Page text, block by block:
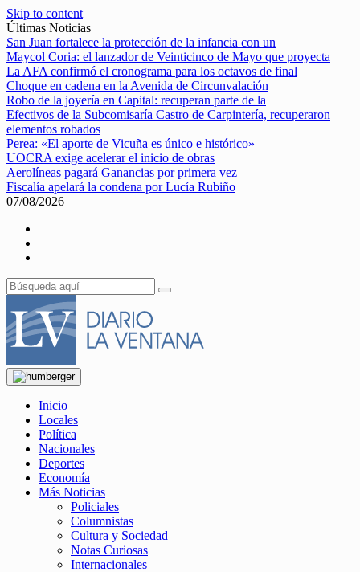
Skip to content
Últimas Noticias
San Juan fortalece la protección de la infancia con un
Maycol Coria: el lanzador de Veinticinco de Mayo que proyecta
La AFA confirmó el cronograma para los octavos de final
Choque en cadena en la Avenida de Circunvalación
Robo de la joyería en Capital: recuperan parte de la
Efectivos de la Subcomisaría Castro de Carpintería, recuperaron
elementos robados
Perea: «El aporte de Vicuña es único e histórico»
UOCRA exige acelerar el inicio de obras
Aerolíneas pagará Ganancias por primera vez
Fiscalía apelará la condena por Lucía Rubiño
07/08/2026
Inicio
Locales
Política
Nacionales
Deportes
Economía
Más Noticias
Policiales
Columnistas
Cultura y Sociedad
Notas Curiosas
Internacionales